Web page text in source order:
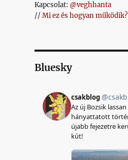
Kapcsolat: @veghhanta
// Mi ez és hogyan működik?
Bluesky